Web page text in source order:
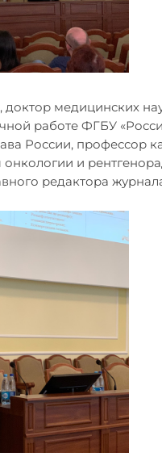
, доктор медицинских
работе ФГБУ
России, профессор
и
редактора